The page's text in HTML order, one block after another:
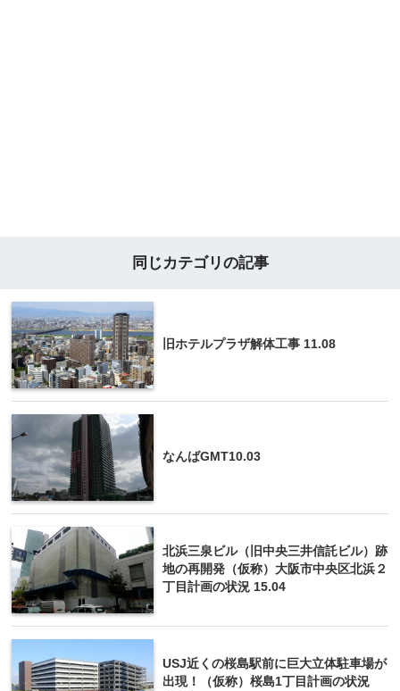
同じカテゴリの記事
旧ホテルプラザ解体工事 11.08
なんばGMT10.03
北浜三泉ビル（旧中央三井信託ビル）跡
地の再開発（仮称）大阪市中央区北浜２
丁目計画の状況 15.04
USJ近くの桜島駅前に巨大立体駐車場が
出現！（仮称）桜島1丁目計画の状況